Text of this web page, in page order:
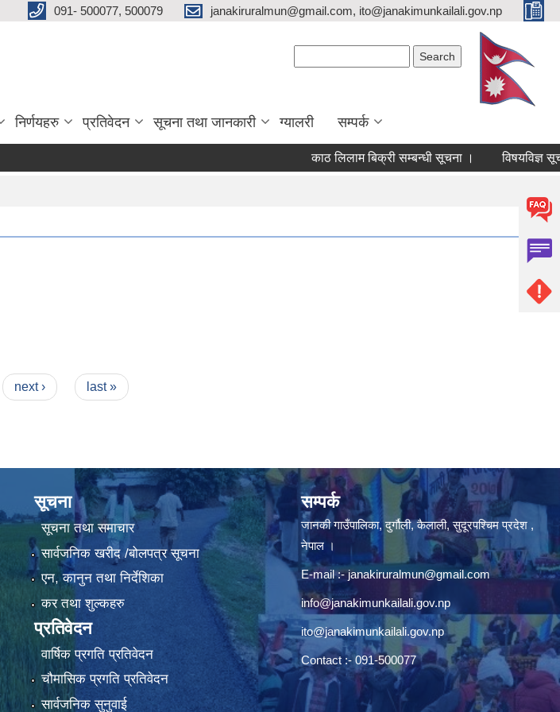
091- 500077, 500079 janakiruralmun@gmail.com, ito@janakimunkailali.gov.np
निर्णयहरु प्रतिवेदन सूचना तथा जानकारी ग्यालरी सम्पर्क
काठ लिलाम बिक्री सम्बन्धी सूचना । विषयविज्ञ
next › last »
सूचना
सूचना तथा समाचार
सार्वजनिक खरीद /बोलपत्र सूचना
एन, कानुन तथा निर्देशिका
कर तथा शुल्कहरु
प्रतिवेदन
वार्षिक प्रगति प्रतिवेदन
चौमासिक प्रगति प्रतिवेदन
सार्वजनिक सुनुवाई
सम्पर्क
जानकी गाउँपालिका, दुर्गौली, कैलाली, सुदूरपश्चिम प्रदेश ,
नेपाल ।
E-mail :-janakiruralmun@gmail.com
info@janakimunkailali.gov.np
ito@janakimunkailali.gov.np
Contact :- 091-500077